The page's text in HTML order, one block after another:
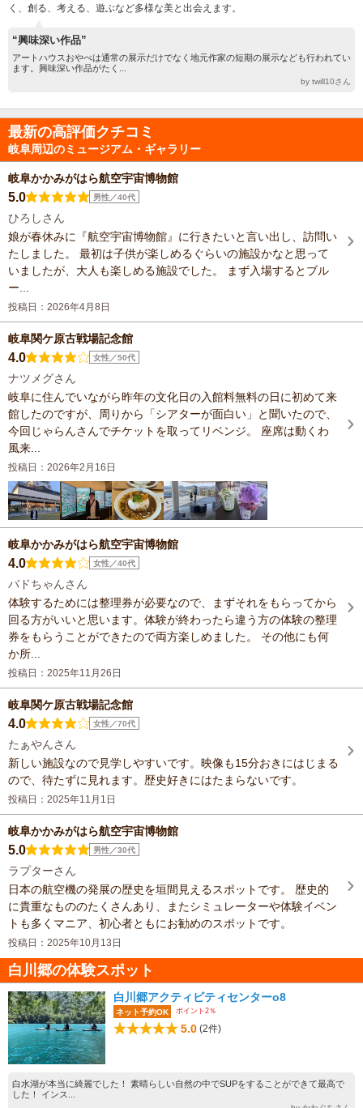
く、創る、考える、遊ぶなど多様な美と出会えます。
“興味深い作品”
アートハウスおやべは通常の展示だけでなく地元作家の短期の展示なども行われてい
ます。興味深い作品がたく...
by twill10さん
最新の高評価クチコミ
岐阜周辺のミュージアム・ギャラリー
岐阜かかみがはら航空宇宙博物館
5.0 男性／40代
ひろしさん
娘が春休みに『航空宇宙博物館』に行きたいと言い出し、訪問い
たしました。 最初は子供が楽しめるぐらいの施設かなと思って
いましたが、大人も楽しめる施設でした。 まず入場するとブル
ー...
投稿日：2026年4月8日
岐阜関ケ原古戦場記念館
4.0 女性／50代
ナツメグさん
岐阜に住んでいながら昨年の文化日の入館料無料の日に初めて来
館したのですが、周りから「シアターが面白い」と聞いたので、
今回じゃらんさんでチケットを取ってリベンジ。 座席は動くわ
風来...
投稿日：2026年2月16日
岐阜かかみがはら航空宇宙博物館
4.0 女性／40代
バドちゃんさん
体験するためには整理券が必要なので、まずそれをもらってから
回る方がいいと思います。体験が終わったら違う方の体験の整理
券をもらうことができたので両方楽しめました。 その他にも何
か所...
投稿日：2025年11月26日
岐阜関ケ原古戦場記念館
4.0 女性／70代
たぁやんさん
新しい施設なので見学しやすいです。映像も15分おきにはじまる
ので、待たずに見れます。歴史好きにはたまらないです。
投稿日：2025年11月1日
岐阜かかみがはら航空宇宙博物館
5.0 男性／30代
ラプターさん
日本の航空機の発展の歴史を垣間見えるスポットです。 歴史的
に貴重なもののたくさんあり、またシミュレーターや体験イベン
トも多くマニア、初心者ともにお勧めのスポットです。
投稿日：2025年10月13日
白川郷の体験スポット
白川郷アクティビティセンターo8
ネット予約OK ポイント2％
5.0 (2件)
白水湖が本当に綺麗でした！ 素晴らしい自然の中でSUPをすることができて最高で
した！ インス...